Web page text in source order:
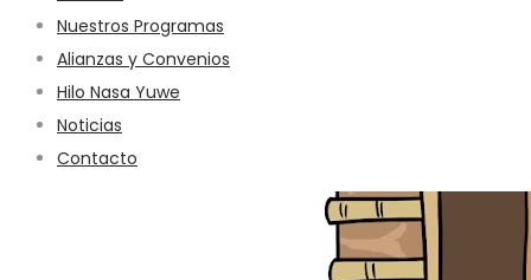
Nuestros Programas
Alianzas y Convenios
Hilo Nasa Yuwe
Noticias
Contacto